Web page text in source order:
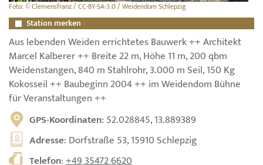
Foto: © Clemensfranz / CC-BY-SA-3.0 / Weidendom Schlepzig
Station merken
Aus lebenden Weiden errichtetes Bauwerk ++ Architekt
Marcel Kalberer ++ Breite 22 m, Höhe 11 m, 200 qbm
Weidenstangen, 840 m Stahlrohr, 3.000 m Seil, 150 Kg
Kokosseil ++ Baubeginn 2004 ++ im Weidendom Bühne
für Veranstaltungen ++
GPS-Koordinaten: 52.028845, 13.889389
Adresse: Dorfstraße 53, 15910 Schlepzig
Telefon:+49 35472 6620